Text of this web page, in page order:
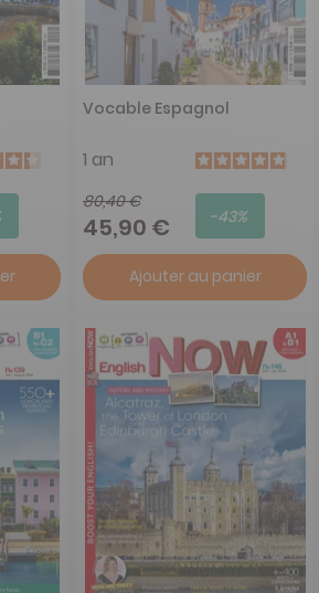
Vocable Espagnol
1 an
80,40 €
45,90 € -43%
Ajouter au panier